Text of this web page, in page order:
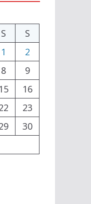
S
S
1
2
8
9
15
16
23
30